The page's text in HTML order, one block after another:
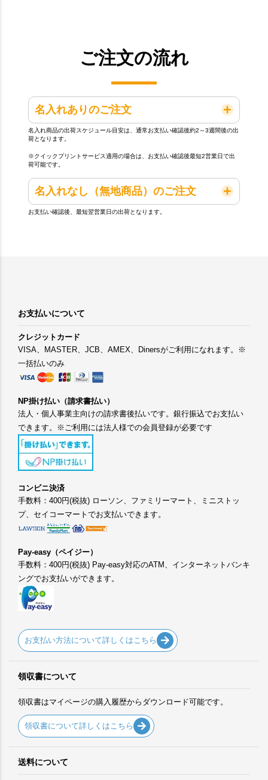
ご注文の流れ
名入れありのご注文
名入れ商品の出荷スケジュール目安は、通常お支払い確認後約2～3週間後の出
荷となります。
※クイックプリントサービス適用の場合は、お支払い確認後最短2営業日で出
荷可能です。
名入れなし（無地商品）のご注文
お支払い確認後、最短翌営業日の出荷となります。
お支払いについて
クレジットカード
VISA、MASTER、JCB、AMEX、Dinersがご利用になれます。※
一括払いのみ
NP掛け払い（請求書払い）
法人・個人事業主向けの請求書後払いです。銀行振込でお支払い
できます。※ご利用には法人様での会員登録が必要です
コンビニ決済
手数料：400円(税抜) ローソン、ファミリーマート、ミニストッ
プ、セイコーマートでお支払いできます。
Pay-easy（ペイジー）
手数料：400円(税抜) Pay-easy対応のATM、インターネットバンキ
ングでお支払いができます。
お支払い方法について詳しくはこちら
領収書について
領収書はマイページの購入履歴からダウンロード可能です。
領収書について詳しくはこちら
送料について